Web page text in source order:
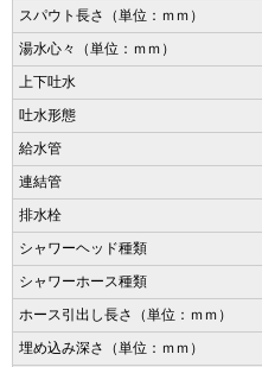
スパウト長さ（単位：ｍｍ）
湯水心々（単位：ｍｍ）
上下吐水
吐水形態
給水管
連結管
排水栓
シャワーヘッド種類
シャワーホース種類
ホース引出し長さ（単位：ｍｍ）
埋め込み深さ（単位：ｍｍ）